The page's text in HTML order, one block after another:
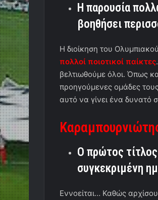
Η παρουσία
βοηθήσει
Η διοίκηση του
πολλοί ποιοτικοί παίκτες
βελτιωθούμε όλοι. Όπως
προηγούμενες ομάδες
αυτό να γίνει ένα
Ο πρώτος
συγκεκριμένη
Εννοείται… Καθώς